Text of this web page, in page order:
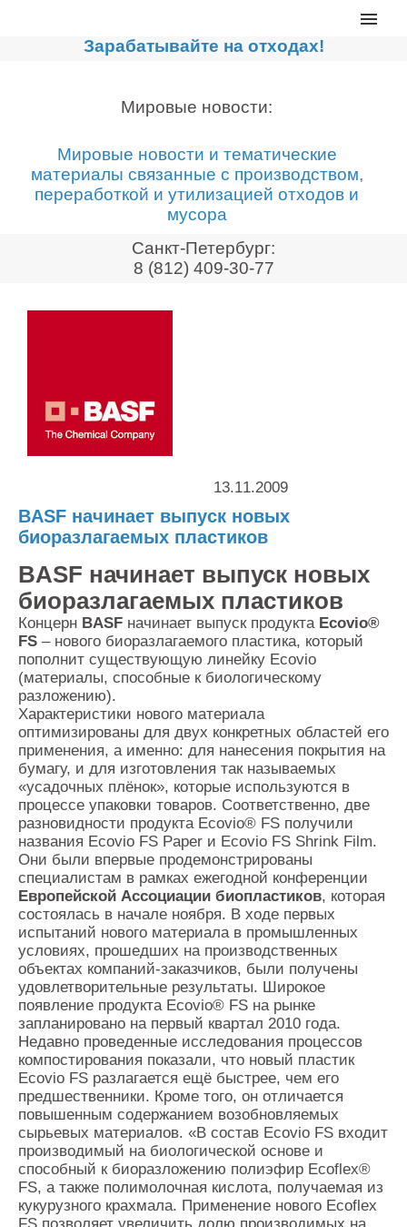
Главная
Сортировочные линии
Дробильное оборудование
Компакторы, контейнеры
Реализованные проекты
Видео
Контакты
Зарабатывайте на отходах!
Мировые новости:
Мировые новости и тематические
материалы связанные с производством,
переработкой и утилизацией отходов и
мусора
Санкт-Петербург:
8 (812) 409-30-77
13.11.2009
BASF начинает выпуск новых
биоразлагаемых пластиков
BASF начинает выпуск новых
биоразлагаемых пластиков
Концерн BASF начинает выпуск продукта Ecovio®
FS – нового биоразлагаемого пластика, который
пополнит существующую линейку Ecovio
(материалы, способные к биологическому
разложению).
Характеристики нового материала
оптимизированы для двух конкретных областей его
применения, а именно: для нанесения покрытия на
бумагу, и для изготовления так называемых
«усадочных плёнок», которые используются в
процессе упаковки товаров. Соответственно, две
разновидности продукта Ecovio® FS получили
названия Ecovio FS Paper и Ecovio FS Shrink Film.
Они были впервые продемонстрированы
специалистам в рамках ежегодной конференции
Европейской Ассоциации биопластиков, которая
состоялась в начале ноября. В ходе первых
испытаний нового материала в промышленных
условиях, прошедших на производственных
объектах компаний-заказчиков, были получены
удовлетворительные результаты. Широкое
появление продукта Ecovio® FS на рынке
запланировано на первый квартал 2010 года.
Недавно проведенные исследования процессов
компостирования показали, что новый пластик
Ecovio FS разлагается ещё быстрее, чем его
предшественники. Кроме того, он отличается
повышенным содержанием возобновляемых
сырьевых материалов. «В состав Ecovio FS входит
производимый на биологической основе и
способный к биоразложению полиэфир Ecoflex®
FS, а также полимолочная кислота, получаемая из
кукурузного крахмала. Применение нового Ecoflex